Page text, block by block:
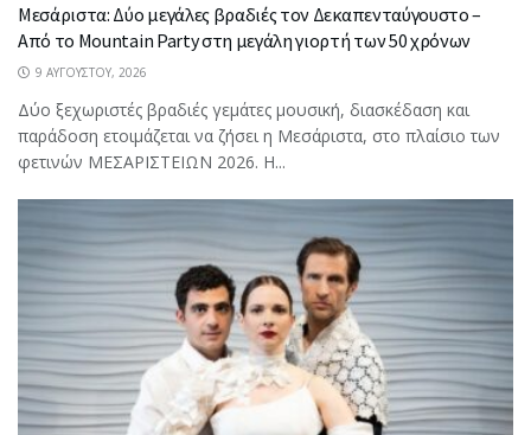
Μεσάριστα: Δύο μεγάλες βραδιές τον Δεκαπενταύγουστο –
Από το Mountain Party στη μεγάλη γιορτή των 50 χρόνων
9 ΑΥΓΟΎΣΤΟΥ, 2026
Δύο ξεχωριστές βραδιές γεμάτες μουσική, διασκέδαση και
παράδοση ετοιμάζεται να ζήσει η Μεσάριστα, στο πλαίσιο των
φετινών ΜΕΣΑΡΙΣΤΕΙΩΝ 2026. Η...